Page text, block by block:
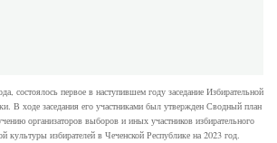
состоялось первое в наступившем году заседание Избирательной
В ходе заседания его участниками был утвержден Сводный план
организаторов выборов и иных участников избирательного
культуры избирателей в Чеченской Республике на 2023 год.